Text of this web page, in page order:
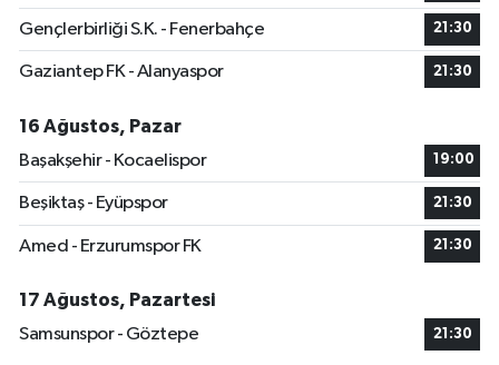
Gençlerbirliği S.K. - Fenerbahçe 21:30
Gaziantep FK - Alanyaspor 21:30
16 Ağustos, Pazar
Başakşehir - Kocaelispor
19:00
Beşiktaş - Eyüpspor 21:30
Amed - Erzurumspor FK 21:30
17 Ağustos, Pazartesi
Samsunspor - Göztepe
21:30